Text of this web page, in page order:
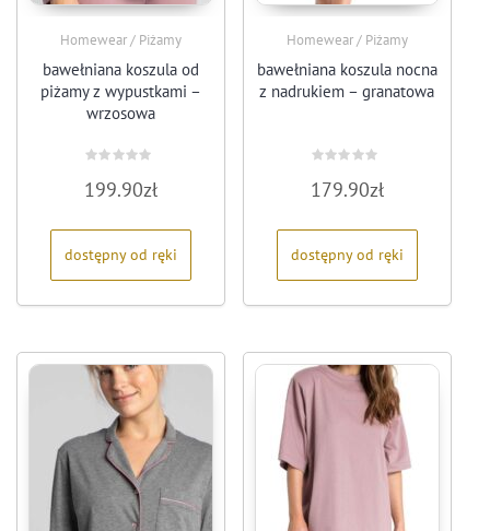
Homewear / Piżamy
bawełniana koszula od
piżamy z wypustkami –
wrzosowa
0
na
199.90zł
dostępny od ręki
Homewear / Piżamy
bawełniana koszula nocna
z nadrukiem – granatowa
0
na
179.90zł
dostępny od ręki